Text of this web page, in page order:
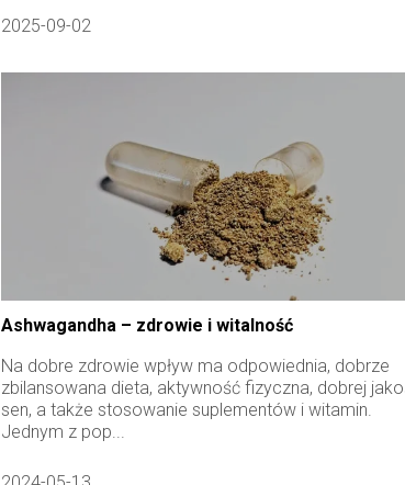
2025-09-02
Ashwagandha – zdrowie i witalność
Na dobre zdrowie wpływ ma odpowiednia, dobrze
zbilansowana dieta, aktywność fizyczna, dobrej
sen, a także stosowanie suplementów i witamin.
Jednym z pop...